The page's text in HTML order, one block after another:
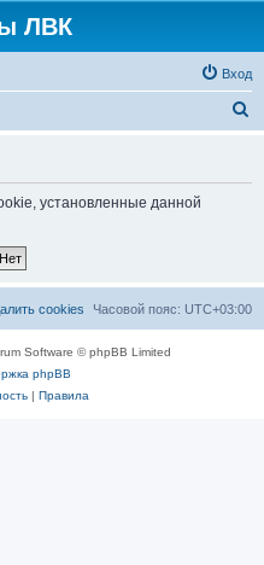
ЛВК
Вход
установленные данной
Часовой пояс: UTC+03:00
cookies
Software © phpBB Limited
phpBB
| Правила